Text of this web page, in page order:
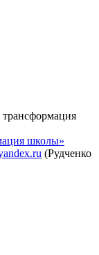
школы»
(Рудченко